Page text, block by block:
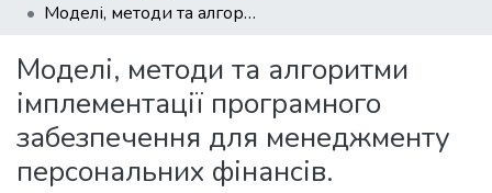
Моделі, методи та алгоритми імплементації програмного забезпечення для менеджменту персональних фінансів.
Моделі, методи та алгоритми
імплементації програмного
забезпечення для менеджменту
персональних фінансів.